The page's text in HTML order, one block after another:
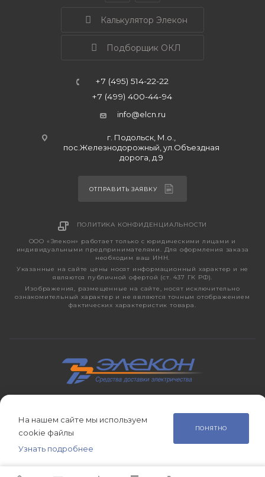
Калькулятор Элекон
Подборщик ОКЛ
+7 (495) 514-22-22
+7 (499) 400-44-94
info@elcn.ru
г. Подольск, М.о.,
пос.Железнодорожный, ул.Объездная
дорога, д.9
ОТПРАВИТЬ ЗАЯВКУ
ПОЛИТИКА КОНФИДЕНЦИАЛЬНОСТИ
ООО «Элекон» работает только с юридическими лицами и
индивидуальными предпринимателями. Для оформления заказа
необходим ваш ИНН.
Указанные на сайте цены носят информационный характер и не
являются публичной офертой (ст. 437 ГК РФ).
Изображения, размещенные на сайте, носят исключительно
ознакомительный характер и не являются точным отображением
фактических характеристик товара.
электротехническая продукция, светотехника с 1998 года.
На нашем сайте мы используем
cookie файлы
Узнать подробнее
ПОНЯТНО